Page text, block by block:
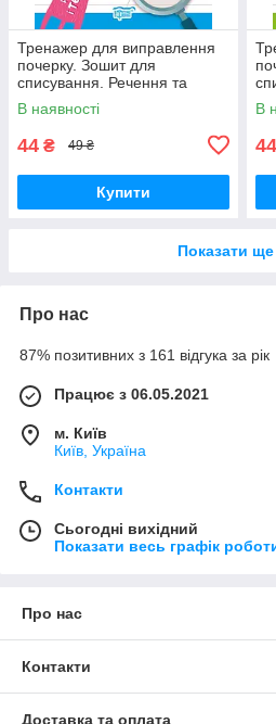
Тренажер для виправлення
почерку. Зошит для
списування. Речення та
тексти (Фісіна А.О.), Торсинг
В наявності
44 ₴ 49 ₴
Купити
В
44
Показати ще
Про нас
87% позитивних з 161 відгука за рік
Працює з 06.05.2021
м. Київ
Київ, Україна
Контакти
Сьогодні вихідний
Показати весь графік
Про нас
Контакти
Доставка та оплата